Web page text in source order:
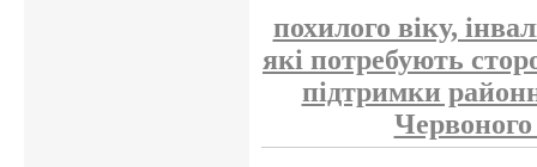
похилого віку,
які потребують
підтримки
Червоного